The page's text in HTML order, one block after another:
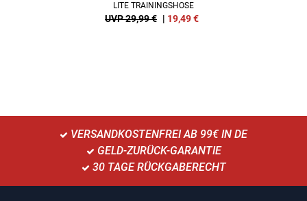
LITE TRAININGSHOSE
UVP 29,99 € | 19,49€
VERSANDKOSTENFREI AB 99€ IN DE
GELD-ZURÜCK-GARANTIE
30 TAGE RÜCKGABERECHT